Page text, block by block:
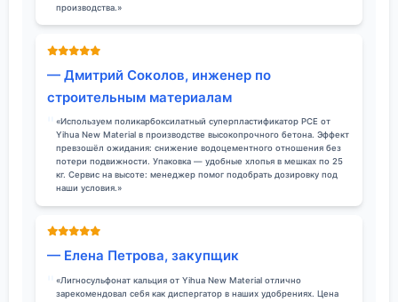
производства.»
— Дмитрий Соколов, инженер по
строительным материалам
«Используем поликарбоксилатный суперпластификатор PCE от
Yihua New Material в производстве высокопрочного бетона. Эффект
превзошёл ожидания: снижение водоцементного отношения без
потери подвижности. Упаковка — удобные хлопья в мешках по 25
кг. Сервис на высоте: менеджер помог подобрать дозировку под
наши условия.»
— Елена Петрова, закупщик
«Лигносульфонат кальция от Yihua New Material отлично
зарекомендовал себя как диспергатор в наших удобрениях. Цена